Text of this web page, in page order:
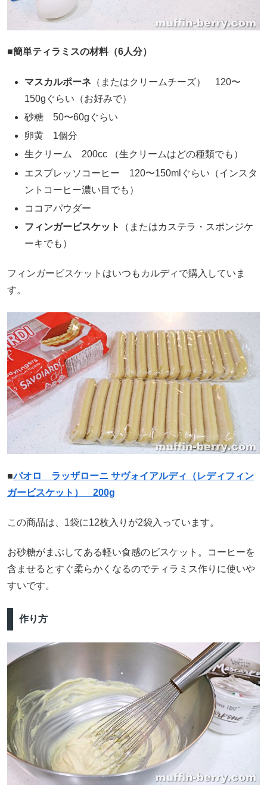
■簡単ティラミスの材料（6人分）
マスカルポーネ （またはクリームチーズ） 120〜
150gぐらい（お好みで）
砂糖 50〜60gぐらい
卵黄 1個分
生クリーム 200cc （生クリームはどの種類でも）
エスプレッソコーヒー 120〜150mlぐらい（インスタ
ントコーヒー濃い目でも）
ココアパウダー
フィンガービスケット
（またはカステラ・スポンジケ
ーキでも）
フィンガービスケットはいつもカルディで購入していま
す。
■パオロ ラッザローニ サヴォイアルディ（レディフィン
ガービスケット） 200g
この商品は、1袋に12枚入りが2袋入っています。
お砂糖がまぶしてある軽い食感のビスケット。コーヒーを
含ませるとすぐ柔らかくなるのでティラミス作りに使いや
すいです。
作り方